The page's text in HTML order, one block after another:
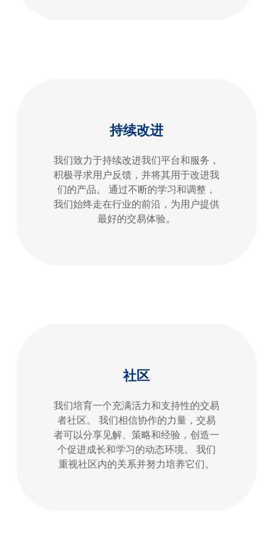
持续改进
我们致力于持续改进我们平台和服务，
积极寻求用户反馈，并将其用于改进我
们的产品。 通过不断的学习和调整，
我们始终走在行业的前沿，为用户提供
最好的交易体验。
社区
我们培育一个充满活力和支持性的交易
者社区。 我们相信协作的力量，交易
者可以分享见解、策略和经验，创造一
个促进成长和学习的动态环境。 我们
重视社区内的关系并努力培养它们。